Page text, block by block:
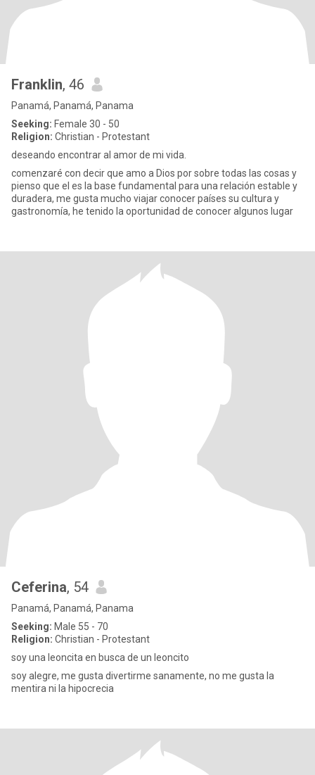
Franklin, 46
Panamá, Panamá, Panama
Seeking: Female 30 - 50
Religion: Christian - Protestant
deseando encontrar al amor de mi vida.
comenzaré con decir que amo a Dios por sobre todas las cosas y
pienso que el es la base fundamental para una relación estable y
duradera, me gusta mucho viajar conocer países su cultura y
gastronomía, he tenido la oportunidad de conocer algunos lugar
Ceferina, 54
Panamá, Panamá, Panama
Seeking: Male 55 - 70
Religion: Christian - Protestant
soy una leoncita en busca de un leoncito
soy alegre, me gusta divertirme sanamente, no me gusta la
mentira ni la hipocrecia